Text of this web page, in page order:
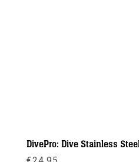
DivePro: Dive Stainless